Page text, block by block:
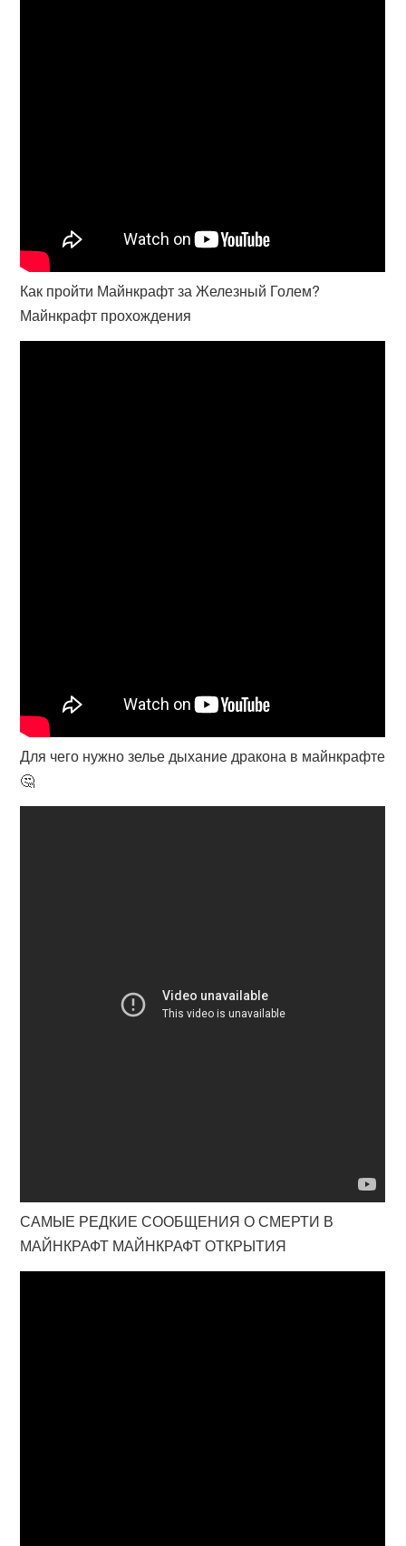
Как пройти Майнкрафт за Железный Голем?
Майнкрафт прохождения
Для чего нужно зелье дыхание дракона в майнкрафте
🤔
САМЫЕ РЕДКИЕ СООБЩЕНИЯ О СМЕРТИ В
МАЙНКРАФТ МАЙНКРАФТ ОТКРЫТИЯ